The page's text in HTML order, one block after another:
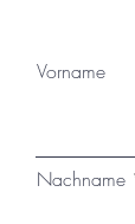
Vorname
Nachname